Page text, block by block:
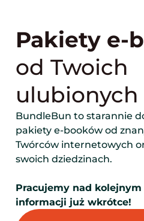
content
Pakiety e-
od Twoich
ulubionych
BundleBun to starannie
pakiety e-booków od
Twórców internetowych
swoich dziedzinach.
Pracujemy nad
informacji już wkrótce!